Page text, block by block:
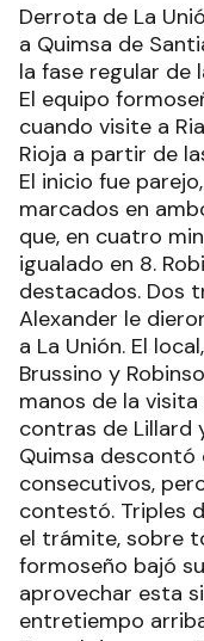
Derrota de La
a Quimsa de
la fase regular de
El equipo
cuando visite a
Rioja a partir de
El inicio fue
marcados en
que, en cuatro
igualado en 8.
destacados. Dos
Alexander le
a La Unión. El
Brussino y
manos de la
contras de Lillard
Quimsa
consecutivos,
contestó. Triples
el trámite, sobre
formoseño bajó
aprovechar esta
entretiempo